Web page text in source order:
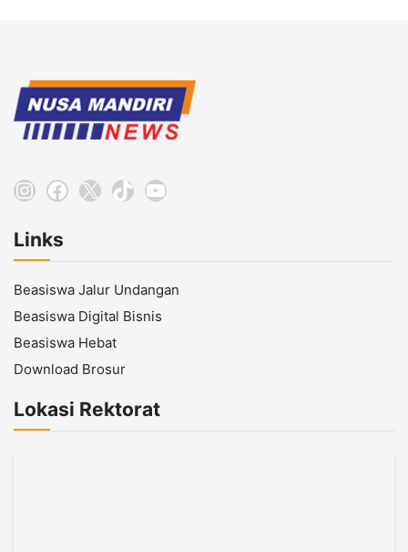
Instagram
Facebook
X TikTokYouTube
Links
Beasiswa Jalur Undangan
Beasiswa Digital Bisnis
Beasiswa Hebat
Download Brosur
Lokasi Rektorat